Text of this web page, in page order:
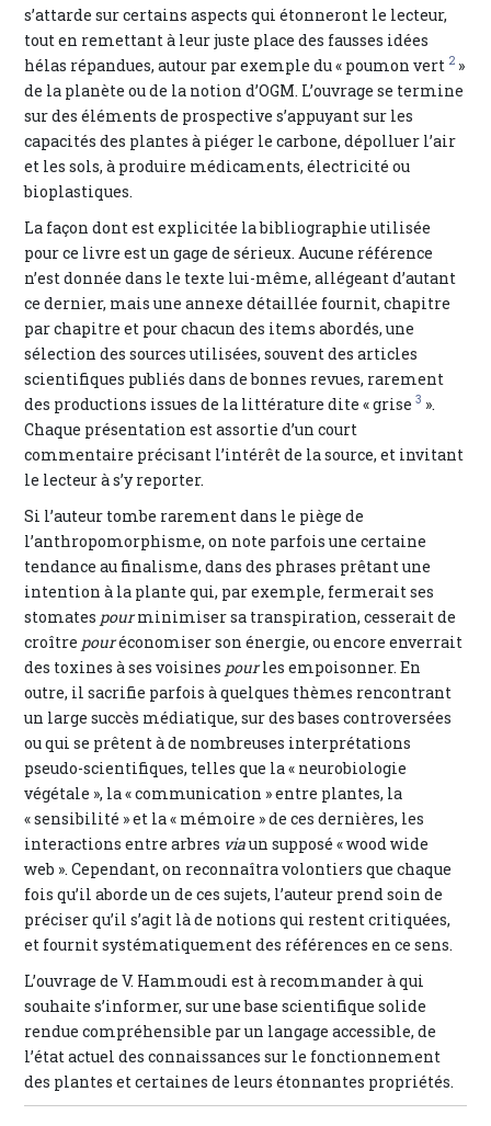
s’attarde sur certains aspects qui étonneront le lecteur,
tout en remettant à leur juste place des fausses idées
hélas répandues, autour par exemple du « poumon vert 2 »
de la planète ou de la notion d’OGM. L’ouvrage se termine
sur des éléments de prospective s’appuyant sur les
capacités des plantes à piéger le carbone, dépolluer l’air
et les sols, à produire médicaments, électricité ou
bioplastiques.
La façon dont est explicitée la bibliographie utilisée
pour ce livre est un gage de sérieux. Aucune référence
n’est donnée dans le texte lui-même, allégeant d’autant
ce dernier, mais une annexe détaillée fournit, chapitre
par chapitre et pour chacun des items abordés, une
sélection des sources utilisées, souvent des articles
scientifiques publiés dans de bonnes revues, rarement
des productions issues de la littérature dite « grise 3 ».
Chaque présentation est assortie d’un court
commentaire précisant l’intérêt de la source, et invitant
le lecteur à s’y reporter.
Si l’auteur tombe rarement dans le piège de
l’anthropomorphisme, on note parfois une certaine
tendance au finalisme, dans des phrases prêtant une
intention à la plante qui, par exemple, fermerait ses
stomates pourminimiser sa transpiration, cesserait de
croître pouréconomiser son énergie, ou encore enverrait
des toxines à ses voisines pourles empoisonner. En
outre, il sacrifie parfois à quelques thèmes rencontrant
un large succès médiatique, sur des bases controversées
ou qui se prêtent à de nombreuses interprétations
pseudo-scientifiques, telles que la « neurobiologie
végétale », la « communication » entre plantes, la
« sensibilité » et la « mémoire » de ces dernières, les
interactions entre arbres viaun supposé « wood wide
web ». Cependant, on reconnaîtra volontiers que chaque
fois qu’il aborde un de ces sujets, l’auteur prend soin de
préciser qu’il s’agit là de notions qui restent critiquées,
et fournit systématiquement des références en ce sens.
L’ouvrage de V. Hammoudi est à recommander à qui
souhaite s’informer, sur une base scientifique solide
rendue compréhensible par un langage accessible, de
l’état actuel des connaissances sur le fonctionnement
des plantes et certaines de leurs étonnantes propriétés.